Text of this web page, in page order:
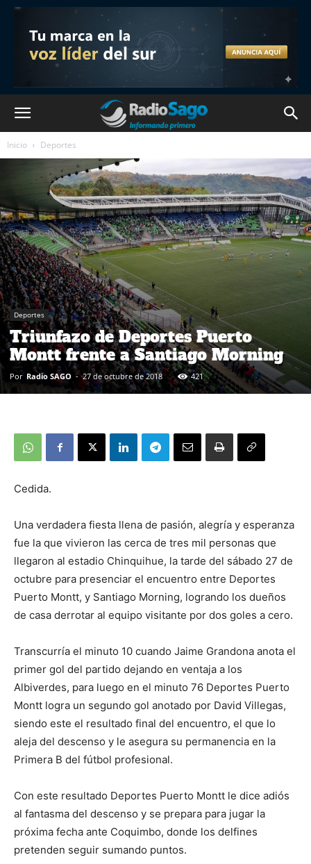
Inicio Deportes
Deportes
Triunfazo de Deportes Puerto
Montt frente a Santiago Morning
Por Radio SAGO - 27 de octubre de 2018 421
Cedida.
Una verdadera fiesta llena de pasión, alegría y esperanza
fue la que vivieron las cerca de tres mil personas que
llegaron al estadio Chinquihue, la tarde del sábado 27 de
octubre para presenciar el encuentro entre Deportes
Puerto Montt, y Santiago Morning, logrando los dueños
de casa derrotar al equipo visitante por dos goles a cero.
Transcurría el minuto 10 cuando Jaime Grandona anota el
primer gol del partido dejando en ventaja a los
Albiverdes, para luego en el minuto 76 Deportes Puerto
Montt logra un segundo gol anotado por David Villegas,
siendo este el resultado final del encuentro, el que lo
aleja del descenso y le asegura su permanencia en la
Primera B del fútbol profesional.
Con este resultado Deportes Puerto Montt le dice adiós
al fantasma del descenso y se prepara para jugar la
próxima fecha ante Coquimbo, donde los delfines
pretenden seguir sumando puntos.